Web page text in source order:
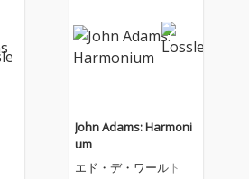
John Adams: Harmoni
um
エド・デ・ワールト